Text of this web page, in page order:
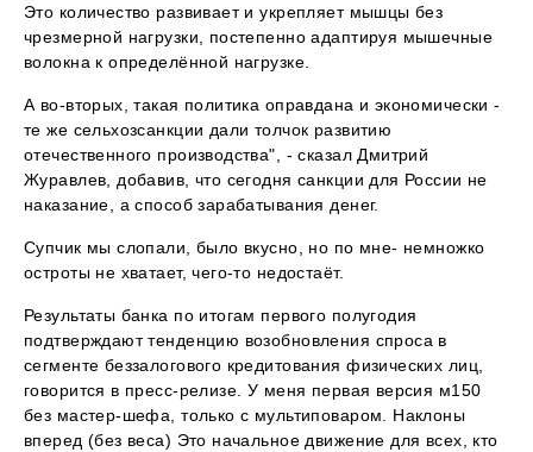
Это количество развивает и укрепляет мышцы без
чрезмерной нагрузки, постепенно адаптируя мышечные
волокна к определённой нагрузке.
А во-вторых, такая политика оправдана и экономически -
те же сельхозсанкции дали толчок развитию
отечественного производства", - сказал Дмитрий
Журавлев, добавив, что сегодня санкции для России не
наказание, а способ зарабатывания денег.
Супчик мы слопали, было вкусно, но по мне- немножко
остроты не хватает, чего-то недостаёт.
Результаты банка по итогам первого полугодия
подтверждают тенденцию возобновления спроса в
сегменте беззалогового кредитования физических лиц,
говорится в пресс-релизе. У меня первая версия м150
без мастер-шефа, только с мультиповаром. Наклоны
вперед (без веса) Это начальное движение для всех, кто